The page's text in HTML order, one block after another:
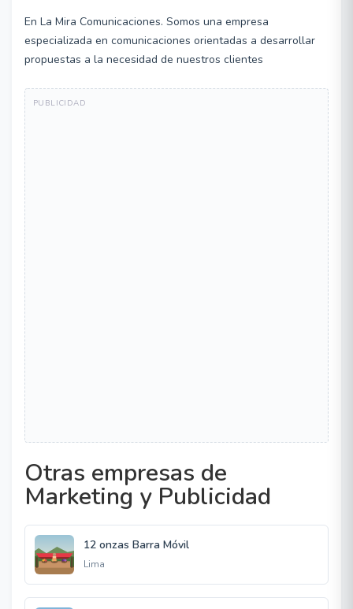
En La Mira Comunicaciones. Somos una empresa
especializada en comunicaciones orientadas a desarrollar
propuestas a la necesidad de nuestros clientes
Otras empresas de
Marketing y Publicidad
12 onzas Barra Móvil
Lima